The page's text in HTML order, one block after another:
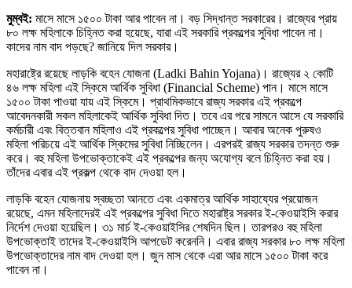
মুম্বই: মাসে মাসে ১৫০০ টাকা আর পাবেন না। বড় সিদ্ধান্ত সরকারের। রাজ্যের প্রায়
৮০ লক্ষ মহিলাকে চিহ্নিত করা হয়েছে, যারা এই সরকারি প্রকল্পের সুবিধা পাবেন না।
কাদের নাম বাদ পড়ছে? জানিয়ে দিল সরকার।
মহারাষ্ট্রে রয়েছে লাড়কি বহেন যোজনা (Ladki Bahin Yojana)। রাজ্যের ২ কোটি
৪৬ লক্ষ মহিলা এই স্কিমে আর্থিক সুবিধা (Financial Scheme) পান। মাসে মাসে
১৫০০ টাকা পাওয়া যায় এই স্কিমে। প্রাথমিকভাবে রাজ্য সরকার এই প্রকল্পে
আবেদনকারী সকল মহিলাকেই আর্থিক সুবিধা দিত। তবে এর পরে সামনে আসে যে সরকারি
কর্মচারী এবং বিত্তবান মহিলাও এই প্রকল্পের সুবিধা পাচ্ছেন। আবার অনেক পুরুষও
মহিলা পরিচয়ে এই আর্থিক স্কিমের সুবিধা নিচ্ছিলেন। এরপরই রাজ্য সরকার তদন্ত শুরু
করে। বহু মহিলা উপভোক্তাকেই এই প্রকল্পের জন্য অযোগ্য বলে চিহ্নিত করা হয়।
তাঁদের এবার এই প্রকল্প থেকে বাদ দেওয়া হল।
লাড়কি বহেন যোজনায় স্বচ্ছতা আনতে এবং একমাত্র আর্থিক সাহায্যের প্রয়োজন
রয়েছে, এমন মহিলাদেরই এই প্রকল্পের সুবিধা দিতে মহারাষ্ট্র সরকার ই-কেওয়াইসি করার
নির্দেশ দেওয়া হয়েছিল। ৩১ মার্চ ই-কেওয়াইসির শেষদিন ছিল। তারপরও বহু মহিলা
উপভোক্তাই তাদের ই-কেওয়াইসি আপডেট করেননি। এবার রাজ্য সরকার ৮০ লক্ষ মহিলা
উপভোক্তাদের নাম বাদ দেওয়া হল। জুন মাস থেকে এরা আর মাসে ১৫০০ টাকা করে
পাবেন না।